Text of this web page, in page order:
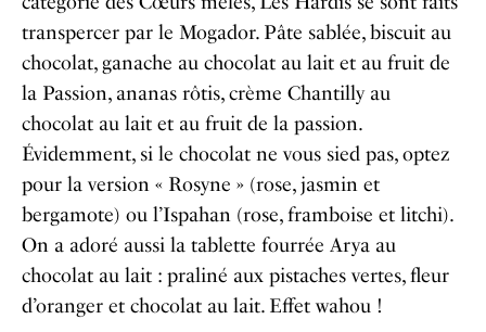
transpercer par le Mogador. Pâte sablée, biscuit au
chocolat, ganache au chocolat au lait et au fruit de
la Passion, ananas rôtis, crème Chantilly au
chocolat au lait et au fruit de la passion.
Évidemment, si le chocolat ne vous sied pas, optez
pour la version « Rosyne » (rose, jasmin et
bergamote) ou l’Ispahan (rose, framboise et litchi).
On a adoré aussi la tablette fourrée Arya au
chocolat au lait : praliné aux pistaches vertes, fleur
d’oranger et chocolat au lait. Effet wahou !